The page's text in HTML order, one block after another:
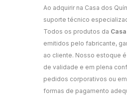
Ao adquirir na Casa dos
suporte técnico
Todos os produtos da
emitidos pelo fabricante,
ao cliente. Nosso estoque
de validade e em plena
pedidos corporativos ou
formas de pagamento